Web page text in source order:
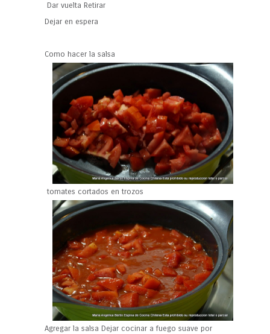
Dar vuelta Retirar
Dejar en espera
Como hacer la salsa
tomates cortados en trozos
Agregar la salsa Dejar cocinar a fuego suave por